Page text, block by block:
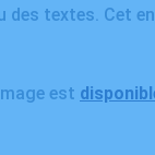
des textes. Cet
est